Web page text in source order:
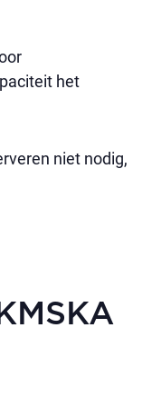
het
niet nodig,